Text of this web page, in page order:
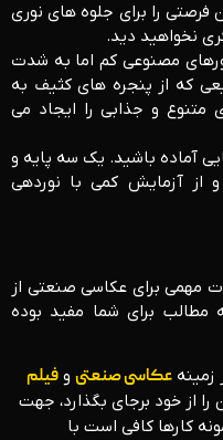
را برای جلوه های نوری
نخواهید دید.
مصنوعی کم اما به شدت
که از پنجره های کثیف به
و جذابی را ایجاد می
آماده باشید. یک سه پایه و
از آزمایش کمی با نوردهی
مهمی برای عکاسی صنعتی از
مطالب برای شما مفید بوده
عکاسی صنعتی و فیلم
از خود برجای بگذارد، جهت
کارها کافی است با